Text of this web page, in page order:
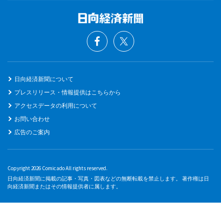
日向経済新聞について
プレスリリース・情報提供はこちらから
アクセスデータの利用について
お問い合わせ
広告のご案内
Copyright 2026 Comicado All rights reserved.
日向経済新聞に掲載の記事・写真・図表などの無断転載を禁止します。 著作権は日
向経済新聞またはその情報提供者に属します。